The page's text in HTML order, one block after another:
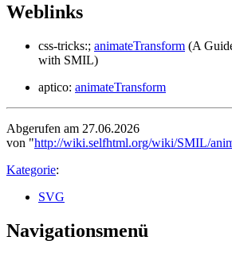
Weblinks
css-tricks:; animateTransform (A
with SMIL)
aptico: animateTransform
Abgerufen am 27.06.2026
von "http://wiki.selfhtml.org/wiki/SMIL/
Kategorie:
SVG
Navigationsmenü